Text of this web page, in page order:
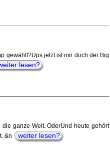
gewählt?Ups jetzt ist mir doch der Big
lesen?
ganze Welt. OderUnd heute gehört
&n
weiter lesen?